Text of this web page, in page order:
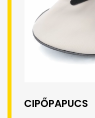
CIPŐPAPUCS